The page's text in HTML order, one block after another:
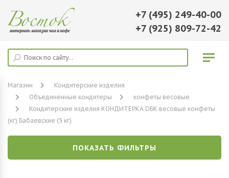
+7 (495) 249-40-00
+7 (925) 809-72-42
Магазин
Кондитерские изделия
Объединенные кондитеры
конфеты весовые
Кондитерские изделия КОНДИТЕРКА ОБК весовые конфеты
(кг) Бабаевские (5 кг)
ПОКАЗАТЬ ФИЛЬТРЫ